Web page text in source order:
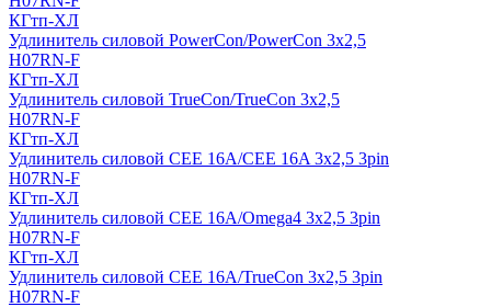
КГтп-ХЛ
Удлинитель силовой PowerCon/PowerCon 3х2,5
H07RN-F
КГтп-ХЛ
Удлинитель силовой TrueCon/TrueCon 3х2,5
H07RN-F
КГтп-ХЛ
Удлинитель силовой CEE 16A/CEE 16A 3х2,5 3pin
H07RN-F
КГтп-ХЛ
Удлинитель силовой CEE 16A/Omega4 3х2,5 3pin
H07RN-F
КГтп-ХЛ
Удлинитель силовой CEE 16A/TrueCon 3х2,5 3pin
H07RN-F